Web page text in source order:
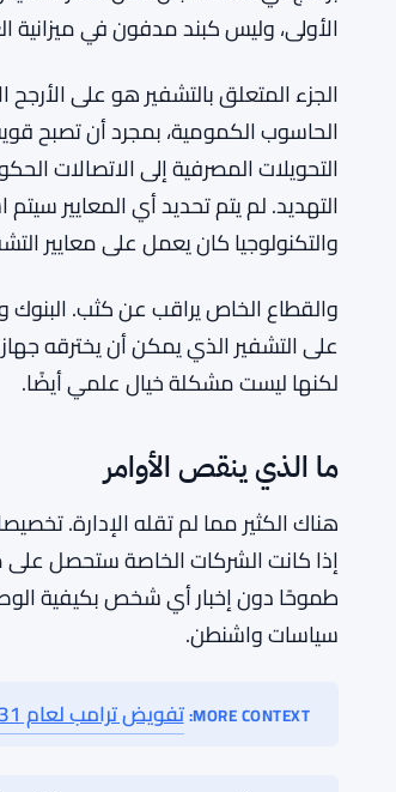
ما تقوله الأوامر فعليًا
يتم تأطير الدفع نحو الحوسبة
لا أن تتبع – مع نضوج الأجهزة
جديدًا. لقد كانت الحكومة الفيدرالية
برامج في هذا المجال. لكن الأمر
الجزء المتعلق بالتشفير هو على الأرجح
الحاسوب الكمومية، بمجرد أن تصبح
التهديد. لم يتم تحديد أي المعايير
والتكنولوجيا كان يعمل على معايير
والقطاع الخاص يراقب عن كثب. البنوك
على التشفير الذي يمكن أن يخترقه
لكنها ليست مشكلة خيال علمي أيضًا.
ما الذي ينقص الأوامر